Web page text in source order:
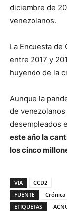
diciembre de
venezolanos.
La Encuesta de
entre 2017 y
huyendo de la
Aunque la
de
desempleados
este año la
los cinco
VIA
CCD2
FUENTE
Crónica
ETIQUETAS